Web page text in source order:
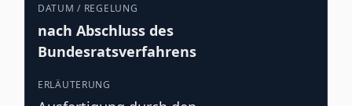
nach Abschluss des
Bundesratsverfahrens